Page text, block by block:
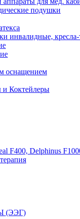
подушки
инвалидные,
оснащением
и Коктейлеры
F400, Delphinus
(ЭЭГ)